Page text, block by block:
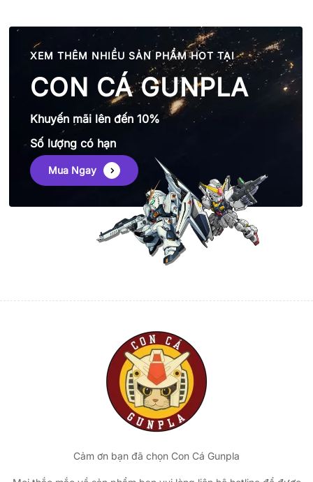
XEM THÊM NHIỀU SẢN PHẨM HOT TẠI
CON CÁ GUNPLA
Khuyến mãi lên đến 10%
Số lượng có hạn
Mua Ngay
Cảm ơn bạn đã chọn Con Cá Gunpla